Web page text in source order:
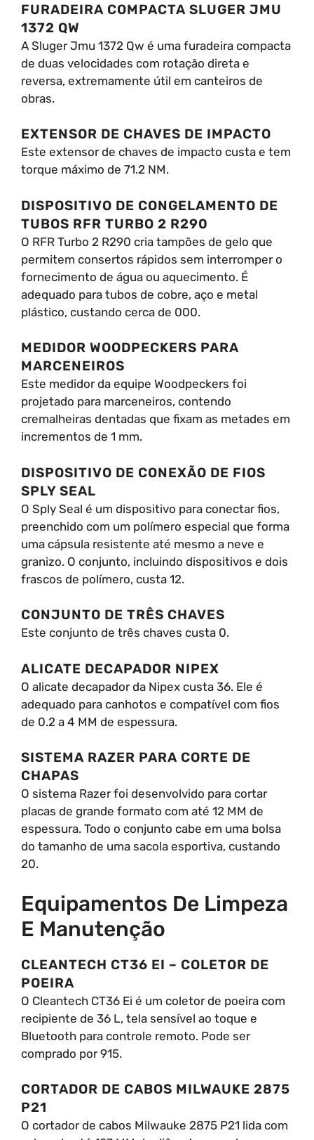
FURADEIRA COMPACTA SLUGER JMU
1372 QW
A Sluger Jmu 1372 Qw é uma furadeira compacta
de duas velocidades com rotação direta e
reversa, extremamente útil em canteiros de
obras.
EXTENSOR DE CHAVES DE IMPACTO
Este extensor de chaves de impacto custa e tem
torque máximo de 71.2 NM.
DISPOSITIVO DE CONGELAMENTO DE
TUBOS RFR TURBO 2 R290
O RFR Turbo 2 R290 cria tampões de gelo que
permitem consertos rápidos sem interromper o
fornecimento de água ou aquecimento. É
adequado para tubos de cobre, aço e metal
plástico, custando cerca de 000.
MEDIDOR WOODPECKERS PARA
MARCENEIROS
Este medidor da equipe Woodpeckers foi
projetado para marceneiros, contendo
cremalheiras dentadas que fixam as metades em
incrementos de 1 mm.
DISPOSITIVO DE CONEXÃO DE FIOS
SPLY SEAL
O Sply Seal é um dispositivo para conectar fios,
preenchido com um polímero especial que forma
uma cápsula resistente até mesmo a neve e
granizo. O conjunto, incluindo dispositivos e dois
frascos de polímero, custa 12.
CONJUNTO DE TRÊS CHAVES
Este conjunto de três chaves custa 0.
ALICATE DECAPADOR NIPEX
O alicate decapador da Nipex custa 36. Ele é
adequado para canhotos e compatível com fios
de 0.2 a 4 MM de espessura.
SISTEMA RAZER PARA CORTE DE
CHAPAS
O sistema Razer foi desenvolvido para cortar
placas de grande formato com até 12 MM de
espessura. Todo o conjunto cabe em uma bolsa
do tamanho de uma sacola esportiva, custando
20.
Equipamentos De Limpeza
E Manutenção
CLEANTECH CT36 EI – COLETOR DE
POEIRA
O Cleantech CT36 Ei é um coletor de poeira com
recipiente de 36 L, tela sensível ao toque e
Bluetooth para controle remoto. Pode ser
comprado por 915.
CORTADOR DE CABOS MILWAUKE 2875
P21
O cortador de cabos Milwauke 2875 P21 lida com